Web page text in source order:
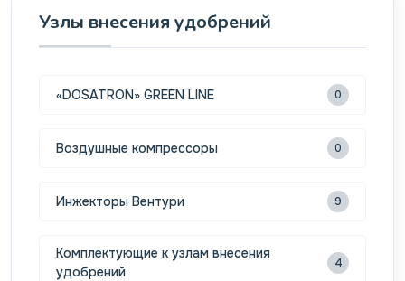
Узлы внесения удобрений
«DOSATRON» GREEN LINE 0
Воздушные компрессоры 0
Инжекторы Вентури 9
Комплектующие к узлам внесения
удобрений
4